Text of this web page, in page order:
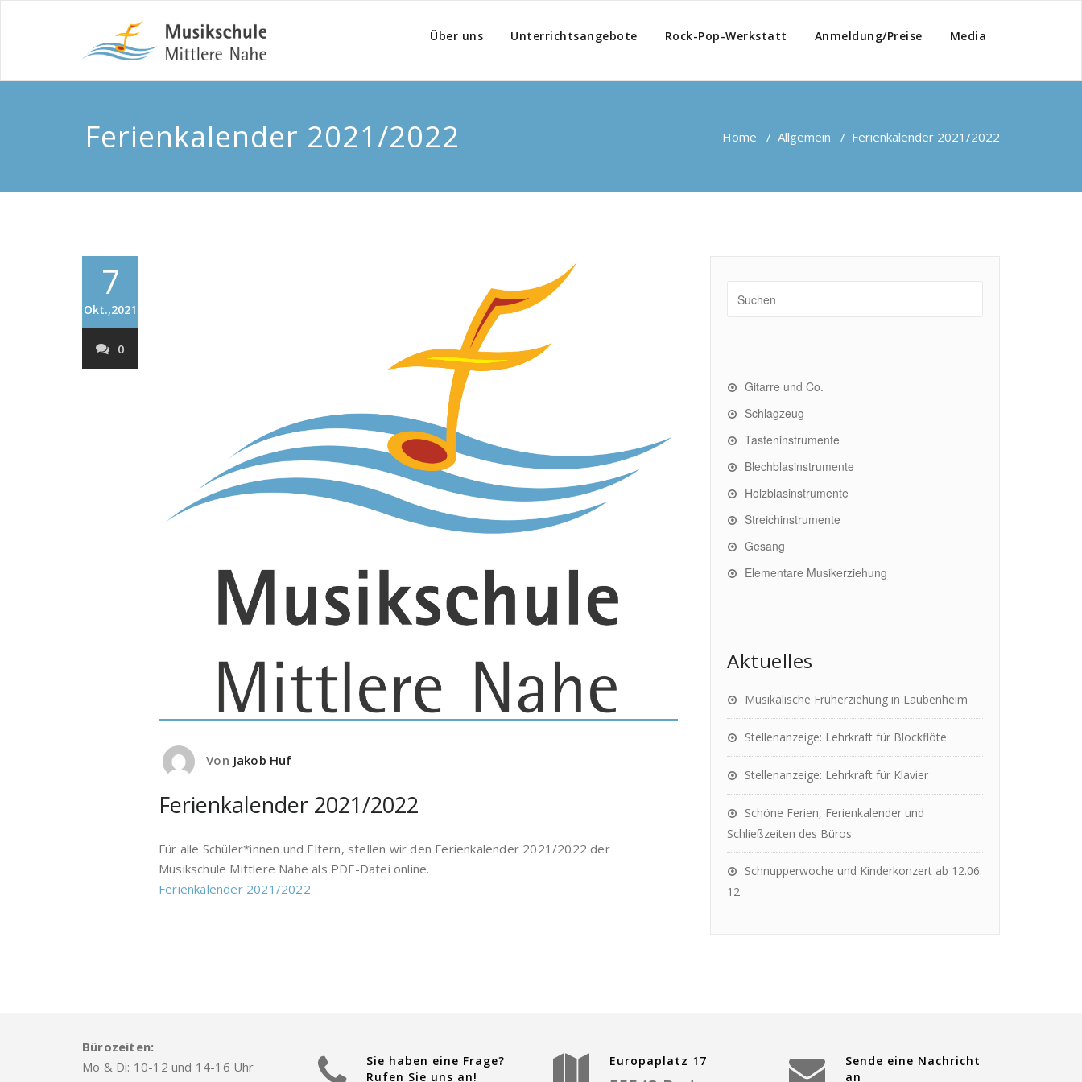
Über uns Unterrichtsangebote Rock-Pop-Werkstatt Anmeldung/Preise Media
Ferienkalender 2021/2022 Home / Allgemein / Ferienkalender 2021/2022
7
Okt.,2021
0
Von Jakob Huf
Ferienkalender 2021/2022
Für alle Schüler*innen und Eltern, stellen wir den Ferienkalender 2021/2022 der
Musikschule Mittlere Nahe als PDF-Datei online.
Ferienkalender 2021/2022
Gitarre und Co.
Schlagzeug
Tasteninstrumente
Blechblasinstrumente
Holzblasinstrumente
Streichinstrumente
Gesang
Elementare Musikerziehung
Aktuelles
Musikalische Früherziehung in Laubenheim
Stellenanzeige: Lehrkraft für Blockflöte
Stellenanzeige: Lehrkraft für Klavier
Schöne Ferien, Ferienkalender und
Schließzeiten des Büros
Schnupperwoche und Kinderkonzert ab 12.06.
12
Bürozeiten:
Mo & Di: 10-12 und 14-16 Uhr
Sie haben eine Frage?
Rufen Sie uns an!
Europaplatz 17
Sende eine Nachricht
an